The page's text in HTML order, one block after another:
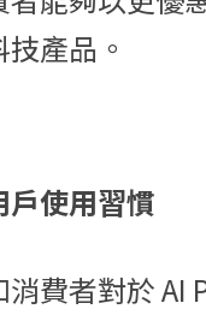
產品。
戶使用習慣
費者對於 AI